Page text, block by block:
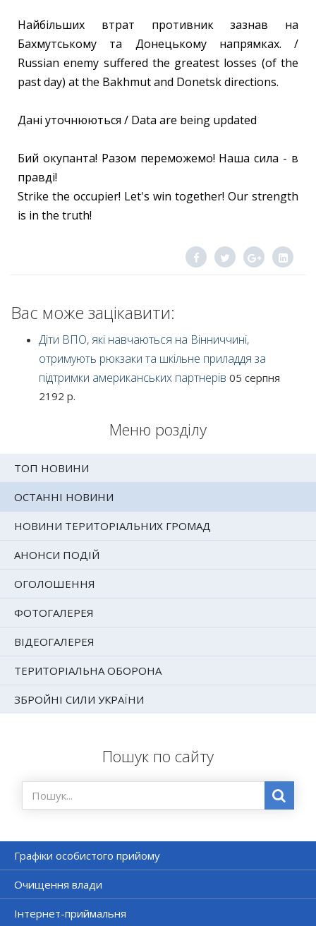
Меню розділу
ТОП НОВИНИ
ОСТАННІ НОВИНИ
НОВИНИ ТЕРИТОРІАЛЬНИХ ГРОМАД
АНОНСИ ПОДІЙ
ОГОЛОШЕННЯ
ФОТОГАЛЕРЕЯ
ВІДЕОГАЛЕРЕЯ
ТЕРИТОРІАЛЬНА ОБОРОНА
ЗБРОЙНІ СИЛИ УКРАЇНИ
Пошук по сайту
Графіки особистого прийому
Очищення влади
Інтернет-приймальня
Найбільших втрат противник зазнав на
Бахмутському та Донецькому напрямках. /
Russian enemy suffered the greatest losses (of the
past day) at the Bakhmut and Donetsk directions.
Дані уточнюються / Data are being updated
Бий окупанта! Разом переможемо! Наша сила - в
правді!
Strike the occupier! Let's win together! Our strength
is in the truth!
Вас може зацікавити:
Діти ВПО, які навчаються на Вінниччині,
отримують рюкзаки та шкільне приладдя за
підтримки американських партнерів 05 серпня
2192 р.